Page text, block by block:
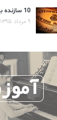
10 سازنده برتر پیانو – قسمت اول
۹ مرداد ۱۳۹۵